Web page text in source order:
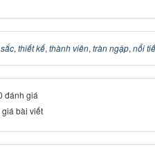
, thiết kế, thành viên, tràn ngập, nổi
đánh giá
bài viết